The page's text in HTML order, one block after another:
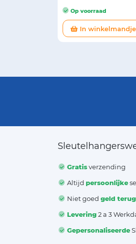
Op voorraad
In winkelmandje
Gratisverzending
Altijdpersoonlijke
Niet goedgeld terug
Levering2 a 3
Gepersonaliseerde